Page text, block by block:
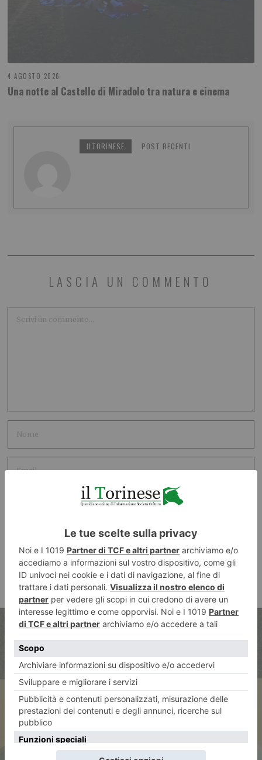
4 AGOSTO 2026
Una notte al Castello di Miradolo tra natura e cinema
ILTORINESE POST RECENTI
LASCIA UN COMMENTO
ARTICOLO PRECEDENTE
La supponenza degli imbecilli e
la compostezza delle anime
belle